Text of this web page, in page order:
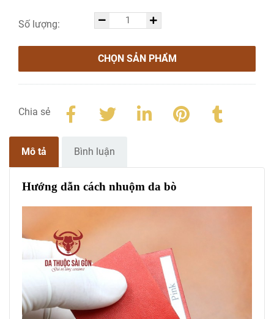
Số lượng:
CHỌN SẢN PHẨM
Chia sẻ
Mô tả Bình luận
Hướng dẫn cách nhuộm da bò